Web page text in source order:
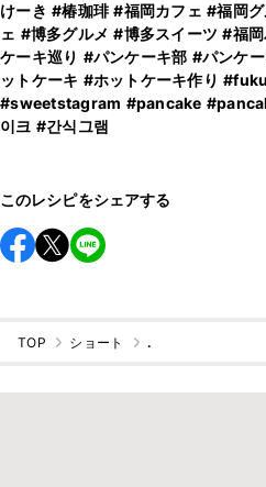
けーき #椿珈琲 #福岡カフェ #福岡グ
ェ #博多グルメ #博多スイーツ #福
ケーキ巡り #パンケーキ部 #パンケ
ットケーキ #ホットケーキ作り
#sweetstagram #pancake
이크 #간식그램
このレシピをシェアする
TOP ショート .